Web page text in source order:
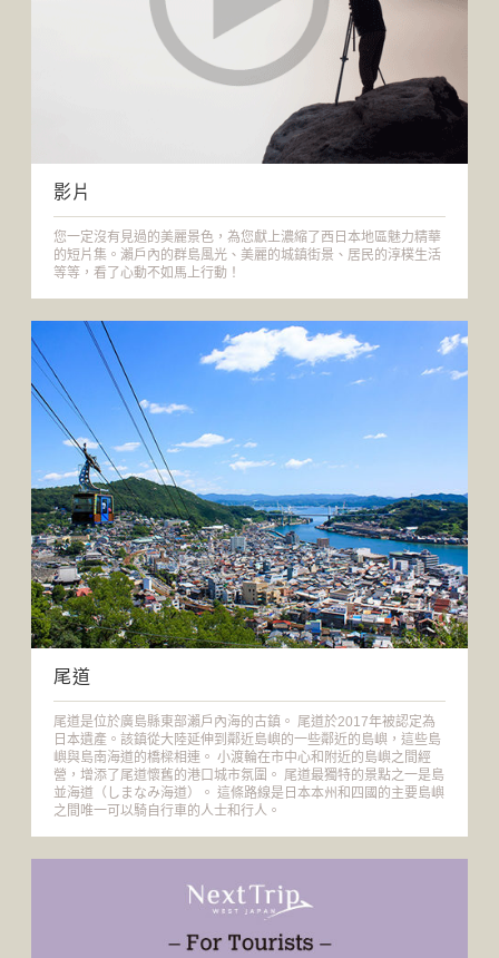
影片
您一定沒有見過的美麗景色，為您獻上濃縮了西日本地區魅力精華
的短片集。瀨戶內的群島風光、美麗的城鎮街景、居民的淳樸生活
等等，看了心動不如馬上行動！
尾道
尾道是位於廣島縣東部瀨戶內海的古鎮。 尾道於2017年被認定為
日本遺產。該鎮從大陸延伸到鄰近島嶼的一些鄰近的島嶼，這些島
嶼與島南海道的橋樑相連。 小渡輪在市中心和附近的島嶼之間經
營，增添了尾道懷舊的港口城市氛圍。 尾道最獨特的景點之一是島
並海道（しまなみ海道）。 這條路線是日本本州和四國的主要島嶼
之間唯一可以騎自行車的人士和行人。